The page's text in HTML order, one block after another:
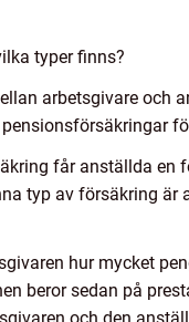
typer finns?
arbetsgivare
får anställda
typ av försäkring
hur mycket
beror sedan på